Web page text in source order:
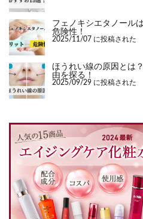
フェノキシエタノール
危険性！
2025/11/07 に投稿された
ほうれい線の原因とは
由を探る！
2025/09/29 に投稿された